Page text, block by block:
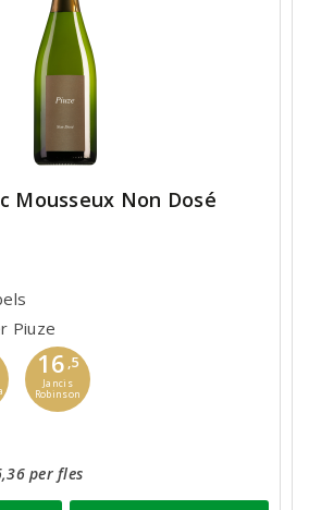
Mousseux Non Dosé
Piuze
16 ,5
Jancis
Robinson
per fles